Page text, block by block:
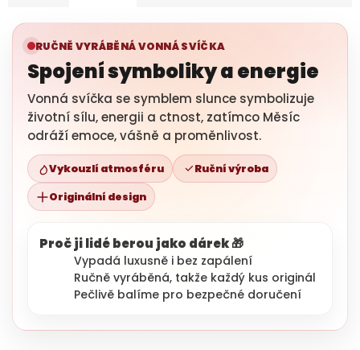
RUČNĚ VYRÁBĚNÁ VONNÁ SVÍČKA
Spojení symboliky a energie
Vonná svíčka se symblem slunce symbolizuje
životní sílu, energii a ctnost, zatímco Měsíc
odráží emoce, vášně a proměnlivost.
Vykouzlí atmosféru Ruční výroba
Originální design
Proč ji lidé berou jako dárek 🎁
Vypadá luxusně i bez zapálení
Ručně vyráběná, takže každý kus originál
Pečlivě balíme pro bezpečné doručení